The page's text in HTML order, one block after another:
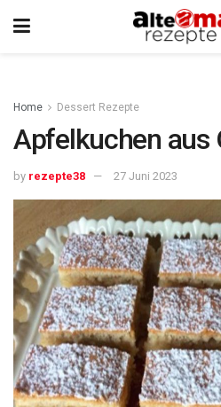
Home Dessert Rezepte
Apfelkuchen aus
by rezepte38 27 Juni 2023